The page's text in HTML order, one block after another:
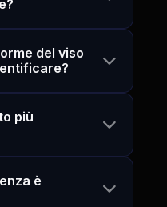
del viso
più
è